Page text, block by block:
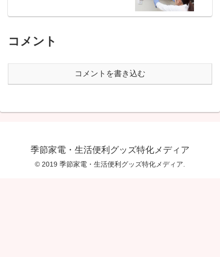
コメント
コメントを書き込む
季節家電・生活便利グッズ特化メディア
© 2019 季節家電・生活便利グッズ特化メディア.